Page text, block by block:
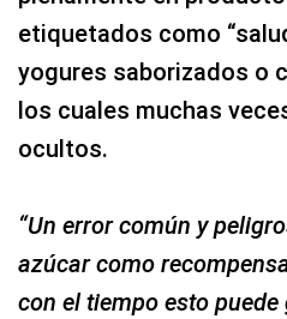
etiquetados como
yogures saborizados o
los cuales muchas
ocultos.
“Un error común y
azúcar como
con el tiempo esto